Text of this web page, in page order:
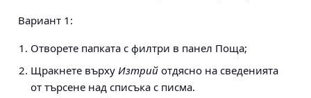
Вариант 1:
Отворете папката с филтри в панел Поща;
Щракнете върху Изтрий отдясно на сведенията
от търсене над списъка с писма.